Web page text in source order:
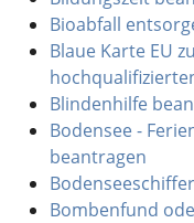
Bioabfall
Blaue Karte EU
Blindenhilfe
Bodensee -
beantragen
Bombenfund